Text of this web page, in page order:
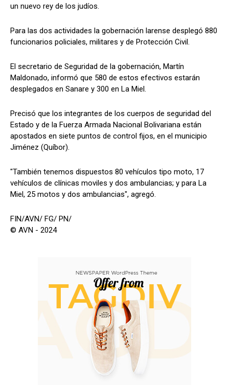
un nuevo rey de los judíos.
Para las dos actividades la gobernación larense desplegó 880
funcionarios policiales, militares y de Protección Civil.
El secretario de Seguridad de la gobernación, Martín
Maldonado, informó que 580 de estos efectivos estarán
desplegados en Sanare y 300 en La Miel.
Precisó que los integrantes de los cuerpos de seguridad del
Estado y de la Fuerza Armada Nacional Bolivariana están
apostados en siete puntos de control fijos, en el municipio
Jiménez (Quíbor).
"También tenemos dispuestos 80 vehículos tipo moto, 17
vehículos de clínicas moviles y dos ambulancias; y para La
Miel, 25 motos y dos ambulancias", agregó.
FIN/AVN/ FG/ PN/
© AVN - 2024